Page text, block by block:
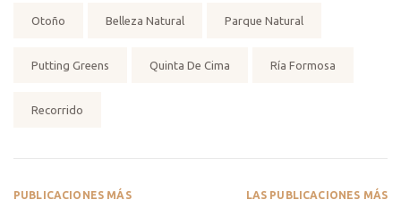
Otoño Belleza Natural Parque Natural
Putting Greens Quinta De Cima Ría Formosa
Recorrido
PUBLICACIONES MÁS
LAS PUBLICACIONES MÁS